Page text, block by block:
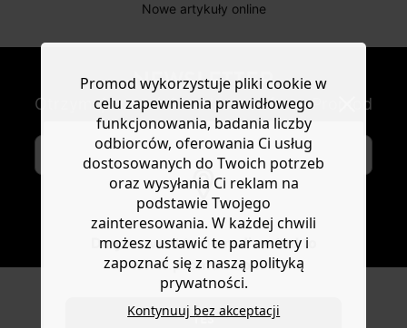
Do you want to be redirected to
www.promod.com ?
YES
Nowe artykuły online
NEWSLETTER
Otrzymuj nowości modowe i oferty Promod
SUBSKRYBUJ
Promod wykorzystuje pliki cookie w
celu zapewnienia prawidłowego
funkcjonowania, badania liczby
odbiorców, oferowania Ci usług
dostosowanych do Twoich potrzeb
oraz wysyłania Ci reklam na
podstawie Twojego
zainteresowania. W każdej chwili
możesz ustawić te parametry i
zapoznać się z naszą polityką
prywatności.
Kontynuuj bez akceptacji